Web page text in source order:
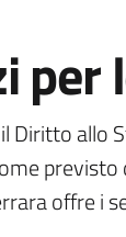
per
Diritto allo
previsto
offre i